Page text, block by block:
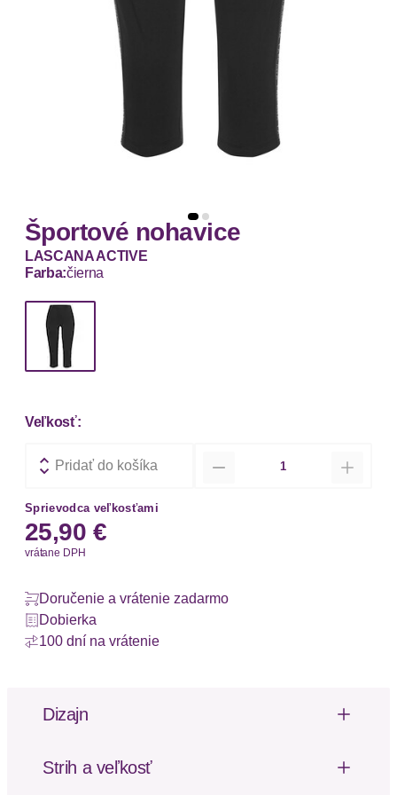
Športové nohavice
LASCANA ACTIVE
Farba:čierna
Veľkosť:
Pridať do košíka
Sprievodca veľkosťami
25,90 €
vrátane DPH
Doručenie a vrátenie zadarmo
Dobierka
100 dní na vrátenie
Dizajn
Podšívka: Bez podšívky
Strih a veľkosť